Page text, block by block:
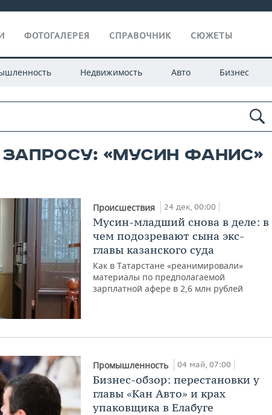
ФОТОГАЛЕРЕЯ СПРАВОЧНИК СЮЖЕТЫ
Недвижимость Авто Бизнес
«мусин фанис»
Происшествия 24 дек, 00:00
Мусин-младший снова в деле: в
чем подозревают сына экс-
главы казанского суда
Как в Татарстане «реанимировали»
материалы по предполагаемой
зарплатной афере в 2,6 млн рублей
Промышленность 04 май, 07:00
Бизнес-обзор: перестановки у
главы «Кан Авто» и крах
упаковщика в Елабуге